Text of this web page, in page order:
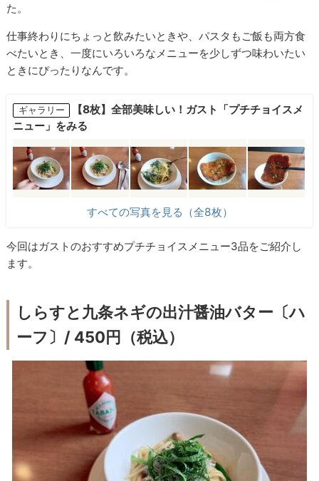
た。
仕事終わりにちょっと飲みたいときや、パスタもご飯も両方食
べたいとき、一度にいろいろなメニューを少しずつ味わいたい
ときにぴったりなんです。
ギャラリー
【8枚】全部美味しい！ガスト「プチチョイスメ
ニュー」をみる
すべての写真を見る（全8枚）
今回はガストのおすすめプチチョイスメニュー3品をご紹介し
ます。
しらすと九条ネギの出汁醤油バター〔ハ
ーフ〕/ 450円（税込）